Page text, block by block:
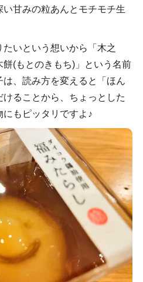
甘みの粒あんとモチモチ生
いという想いから「木之
(もとのきもち)」という名前
、読み方を変えると「ほん
ることから、ちょっとした
もピッタリですよ♪